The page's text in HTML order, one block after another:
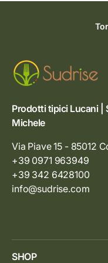
Prodotti tipici Lucani |
Michele
Via Piave 15 - 85012
+39 0971 963949
+39 342 6428100
info@sudrise.com
SHOP